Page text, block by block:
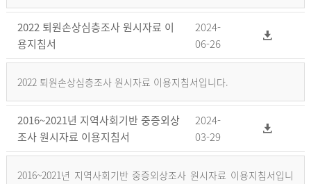
2022 퇴원손상심층조사 원시자료 이
용지침서
2024-
06-26
2022 퇴원손상심층조사 원시자료 이용지침서입니다.
2016~2021년 지역사회기반 중증외상
조사 원시자료 이용지침서
2024-
03-29
2016~2021년 지역사회기반 중증외상조사 원시자료 이용지침서입니